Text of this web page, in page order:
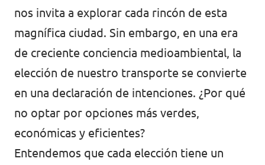
Volt Letonia [facebook]
Volt Lituania [facebook]
Volt Luxemburgo
Volt Malta
Volt Noruega [facebook]
Volt Países Bajos
nos invita a explorar cada rincón de esta
magnífica ciudad. Sin embargo, en una era
de creciente conciencia medioambiental, la
elección de nuestro transporte se convierte
en una declaración de intenciones. ¿Por qué
no optar por opciones más verdes,
económicas y eficientes?
Entendemos que cada elección tiene un